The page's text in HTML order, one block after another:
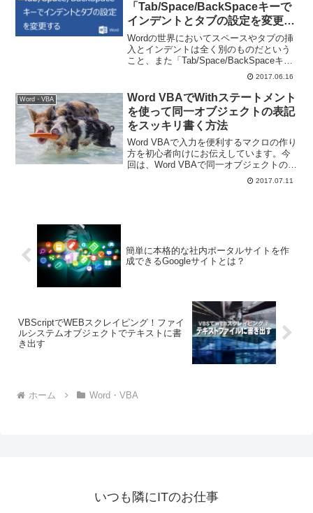
「Tab/Space/BackSpaceキーで
インデントとタブの設定を変更す
る」とは？
Wordの世界においてスペースやタブの挿
入とインデントは全く別のものだという
こと、また「Tab/Space/BackSpaceキー
でインデントとタブの設定を変更する」
の機能についてお伝えします。
2017.06.16
Word・VBA
Word VBAでWithステートメント
を使って同一オブジェクトの表記
をスッキリ書く方法
Word VBAで入力を便利するマクロの作り
方を初心者向けにお伝えしています。今
回は、Word VBAで同一オブジェクトの表
記をまとめるWithステートメントの使い
方です。これでプログラムをスッキリ書
2017.07.11
簡単に本格的な社内ポータルサイトを作
成できるGoogleサイトとは？
VBScriptでWEBスクレイピング！ファイ
ルシステムオブジェクトでテキストに書
き出す
ホーム Word・VBA
いつも隣にITのお仕事